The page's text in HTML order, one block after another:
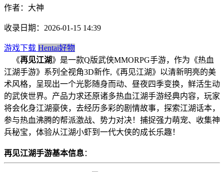
作者：大神
收录日期：2026-01-15 14:39
游戏下载 Hentai好物
《再见江湖》是一款Q版武侠MMORPG手游，作为《热血
江湖手游》系列全视角3D新作,《再见江湖》以清新明亮的美
术风格，呈现出一个光影随身而动、昼夜四季变换，鲜活生动
的武侠世界。产品力求还原诸多热血江湖手游经典内容，玩家
将会化身江湖豪侠，去经历多彩的剧情故事，探索江湖话本，
参与热血沸腾的帮派激战、势力对决！捕捉强力萌宠、收集神
兵秘宝，体验从江湖小虾到一代大侠的成长乐趣！
再见江湖手游基本信息：